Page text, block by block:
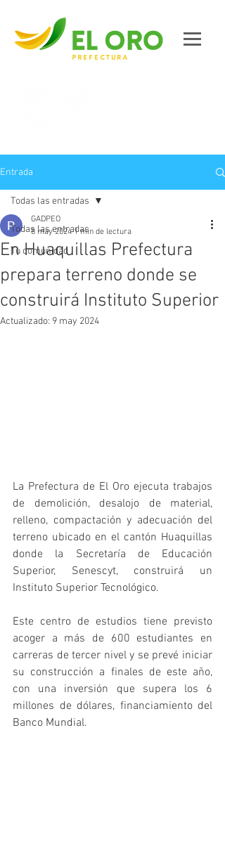
Entrada
Todas las entradas
Tu comunidad
Todas las entradas
En Huaquillas Prefectura
prepara terreno donde se
construirá Instituto Superior
GADPEO
8 may 2024 1 min de lectura
Actualizado: 9 may 2024
La Prefectura de El Oro ejecuta trabajos
de demolición, desalojo de material,
relleno, compactación y adecuación del
terreno ubicado en el cantón Huaquillas
donde la Secretaría de Educación
Superior, Senescyt, construirá un
Instituto Superior Tecnológico.
Este centro de estudios tiene previsto
acoger a más de 600 estudiantes en
carreras de tercer nivel y se prevé iniciar
su construcción a finales de este año,
con una inversión que supera los 6
millones de dólares, financiamiento del
Banco Mundial.